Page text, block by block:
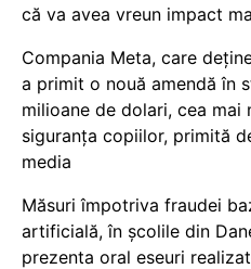
că va avea vreun impact
Compania Meta, care
a primit o nouă amendă în
milioane de dolari, cea mai
siguranța copiilor, primită
media
Măsuri împotriva fraudei
artificială, în școlile din
prezenta oral eseuri